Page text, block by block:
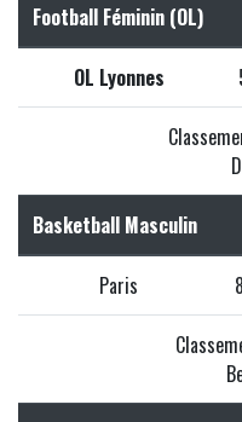
Football Féminin (OL)
OL Lyonnes
Basketball Masculin
Paris